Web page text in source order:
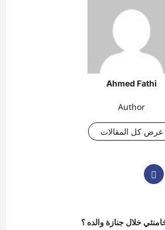
Ahmed Fathi
Author
عرض كل المقالات
خلال جنازة والده ؟